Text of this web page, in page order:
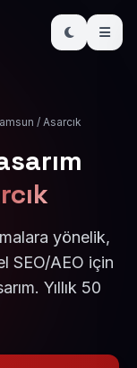
/ Asarcık
yönelik,
SEO/AEO için
Yıllık 50